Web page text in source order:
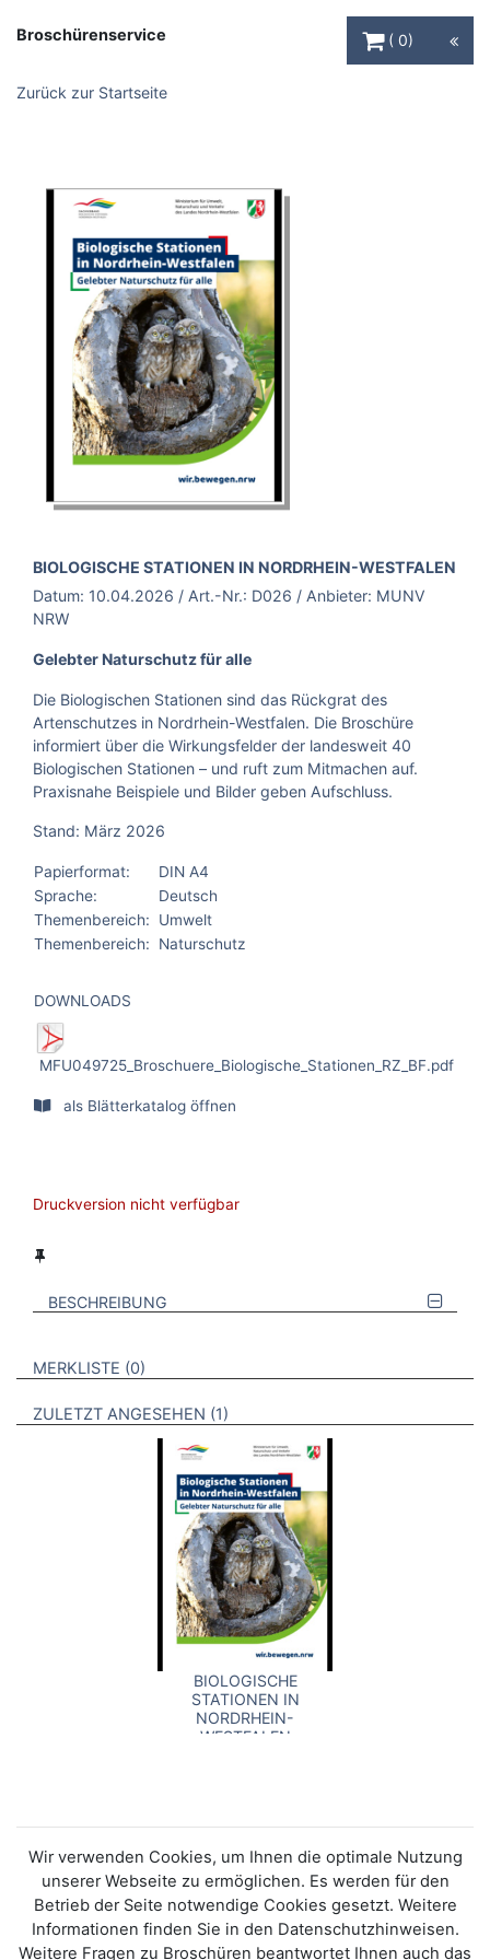
Broschürenservice
0
Zurück zur Startseite
BROSCHÜRE:
BIOLOGISCHE STATIONEN IN NORDRHEIN-WESTFALEN
Datum: 10.04.2026 / Art.-Nr.: D026 / Anbieter: MUNV
NRW
Gelebter Naturschutz für alle
Die Biologischen Stationen sind das Rückgrat des
Artenschutzes in Nordrhein-Westfalen. Die Broschüre
informiert über die Wirkungsfelder der landesweit 40
Biologischen Stationen – und ruft zum Mitmachen auf.
Praxisnahe Beispiele und Bilder geben Aufschluss.
Stand: März 2026
Papierformat:
DIN A4
Sprache:
Deutsch
Themenbereich:
Umwelt
Themenbereich:
Naturschutz
DOWNLOADS
MFU049725_Broschuere_Biologische_Stationen_RZ_BF.pdf
als Blätterkatalog öffnen
Druckversion nicht verfügbar
BESCHREIBUNG
VERWEISE AUF VERMERKTE- ODER ZULETZT ANGESEHENE
MERKLISTE 0 BROSCHÜREN
ZULETZT ANGESEHEN 1 BROSCHÜREN
BIOLOGISCHE
STATIONEN IN
NORDRHEIN-
WESTFALEN
Wir verwenden Cookies, um Ihnen die optimale Nutzung
unserer Webseite zu ermöglichen. Es werden für den
Betrieb der Seite notwendige Cookies gesetzt. Weitere
Informationen finden Sie in den Datenschutzhinweisen.
Weitere Fragen zu Broschüren beantwortet Ihnen auch das